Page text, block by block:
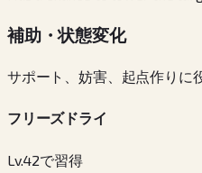
補助・状態変化
サポート、妨害、起点作りに
フリーズドライ
Lv.42で習得